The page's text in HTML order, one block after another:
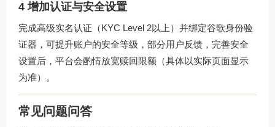
4 增加认证与安全设置
完成高级实名认证（KYC Level 2以上）并绑定谷歌身份验
证器，可提升账户的安全等级，部分用户反馈，完善安全
设置后，平台会酌情放宽赎回限额（具体以实际页面显示
为准）。
常见问题问答